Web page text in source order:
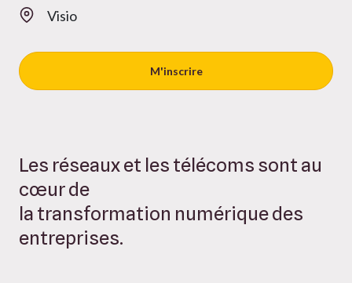
Visio
M'inscrire
Les réseaux et les télécoms sont au
cœur de
la transformation numérique des
entreprises.